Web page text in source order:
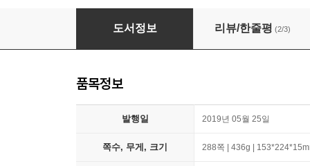
자기암시 큰글자책
도서정보 리뷰/한줄평 (2/3)
품목정보
발행일 2019년 05월 25일
쪽수, 무게, 크기 288쪽 | 436g |